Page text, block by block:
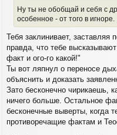
Ну ты не обобщай и себя с
особенное - от того в игноре.
Тебя заклинивает, заставляя
правда, что тебе
факт и ого-го какой!"
Ты вот ляпнул о переносе
объяснить и доказать
Зато бесконечно чирикаешь,
ничего больше. Остальное
бесконечные выверты, когда
противоречащие фактам и